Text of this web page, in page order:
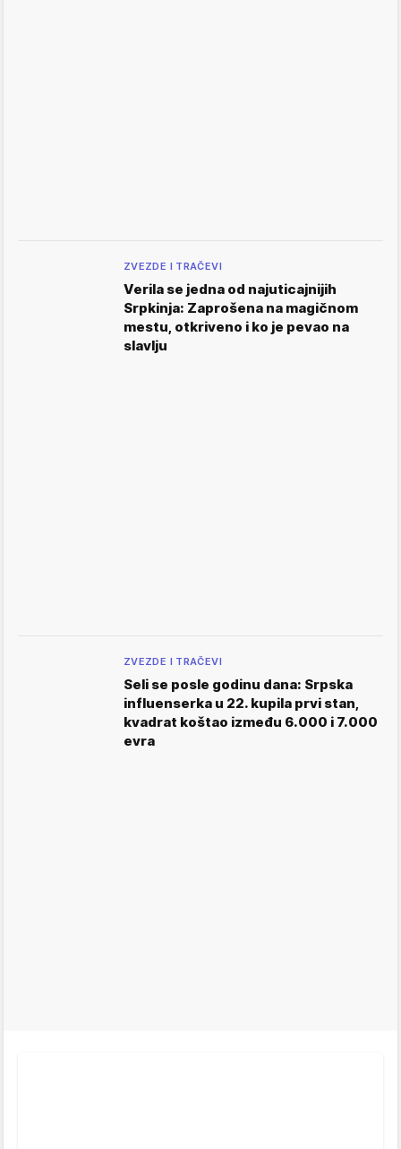
ZVEZDE I TRAČEVI
Verila se jedna od najuticajnijih
Srpkinja: Zaprošena na magičnom
mestu, otkriveno i ko je pevao na
slavlju
ZVEZDE I TRAČEVI
Seli se posle godinu dana: Srpska
influenserka u 22. kupila prvi stan,
kvadrat koštao između 6.000 i 7.000
evra